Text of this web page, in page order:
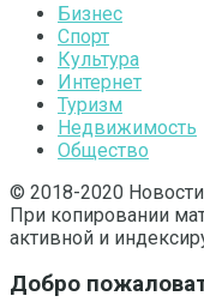
Бизнес
Спорт
Культура
Интернет
Туризм
Недвижимость
Общество
© 2018-2020
При копировании
активной и
Добро